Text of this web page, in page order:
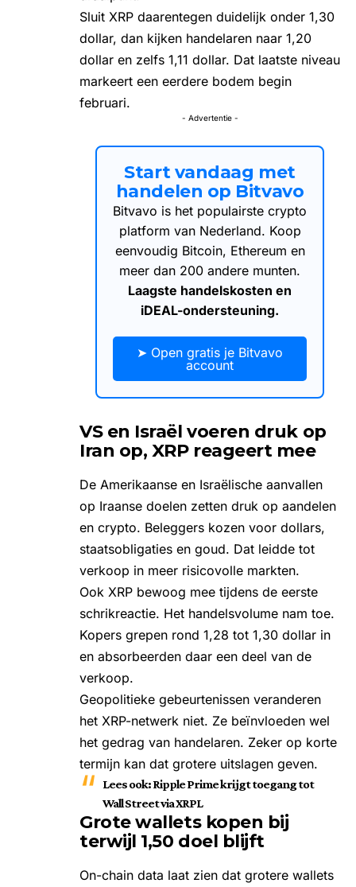
Sluit XRP daarentegen duidelijk onder 1,30
dollar, dan kijken handelaren naar 1,20
dollar en zelfs 1,11 dollar. Dat laatste niveau
markeert een eerdere bodem begin
februari.
- Advertentie -
Start vandaag met
handelen op Bitvavo
Bitvavo is het populairste crypto
platform van Nederland. Koop
eenvoudig Bitcoin, Ethereum en
meer dan 200 andere munten.
Laagste handelskosten en
iDEAL-ondersteuning.
➤ Open gratis je Bitvavo
account
VS en Israël voeren druk op
Iran op, XRP reageert mee
De Amerikaanse en Israëlische aanvallen
op Iraanse doelen zetten druk op aandelen
en crypto. Beleggers kozen voor dollars,
staatsobligaties en goud. Dat leidde tot
verkoop in meer risicovolle markten.
Ook XRP bewoog mee tijdens de eerste
schrikreactie. Het handelsvolume nam toe.
Kopers grepen rond 1,28 tot 1,30 dollar in
en absorbeerden daar een deel van de
verkoop.
Geopolitieke gebeurtenissen veranderen
het XRP-netwerk niet. Ze beïnvloeden wel
het gedrag van handelaren. Zeker op korte
termijn kan dat grotere uitslagen geven.
Lees ook:Ripple Prime krijgt toegang tot
Wall Street via XRPL
Grote wallets kopen bij
terwijl 1,50 doel blijft
On-chain data laat zien dat grotere wallets